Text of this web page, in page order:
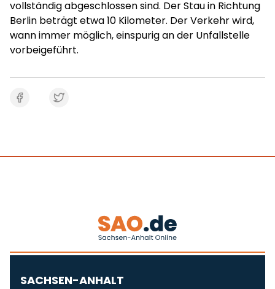
vollständig abgeschlossen sind. Der Stau in Richtung
Berlin beträgt etwa 10 Kilometer. Der Verkehr wird,
wann immer möglich, einspurig an der Unfallstelle
vorbeigeführt.
SACHSEN-ANHALT